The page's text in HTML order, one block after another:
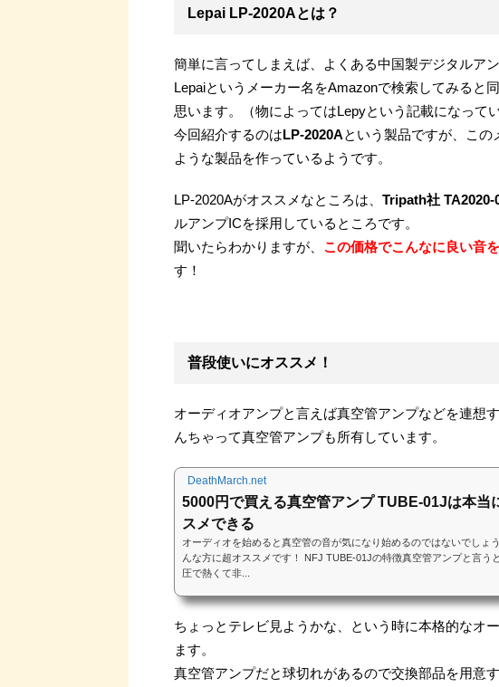
Lepai LP-2020Aとは？
簡単に言ってしまえば、よくある中国製デジタルアン
Lepaiというメーカー名をAmazonで検索してみると
思います。（物によってはLepyという記載になって
今回紹介するのはLP-2020Aという製品ですが、こ
ような製品を作っているようです。
LP-2020Aがオススメなところは、 Tripath社 TA2020-
ルアンプICを採用しているところです。
聞いたらわかりますが、 この価格でこんなに良い音
す！
普段使いにオススメ！
オーディオアンプと言えば真空管アンプなどを連想
んちゃって真空管アンプも所有しています。
DeathMarch.net
5000円で買える真空管アンプ TUBE-01Jは本当
スメできる
オーディオを始めると真空管の音が気になり始めるのではないでしょ
んな方に超オススメです！ NFJ TUBE-01Jの特徴真空管アンプと言う
圧で熱くて非...
ちょっとテレビ見ようかな、という時に本格的なオ
ます。
真空管アンプだと球切れがあるので交換部品を用意